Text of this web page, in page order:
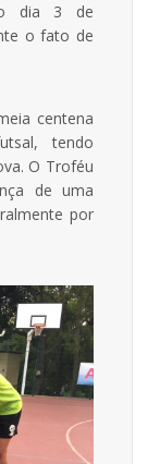
dia 3 de
o fato de
centena
tendo
O Troféu
de uma
por